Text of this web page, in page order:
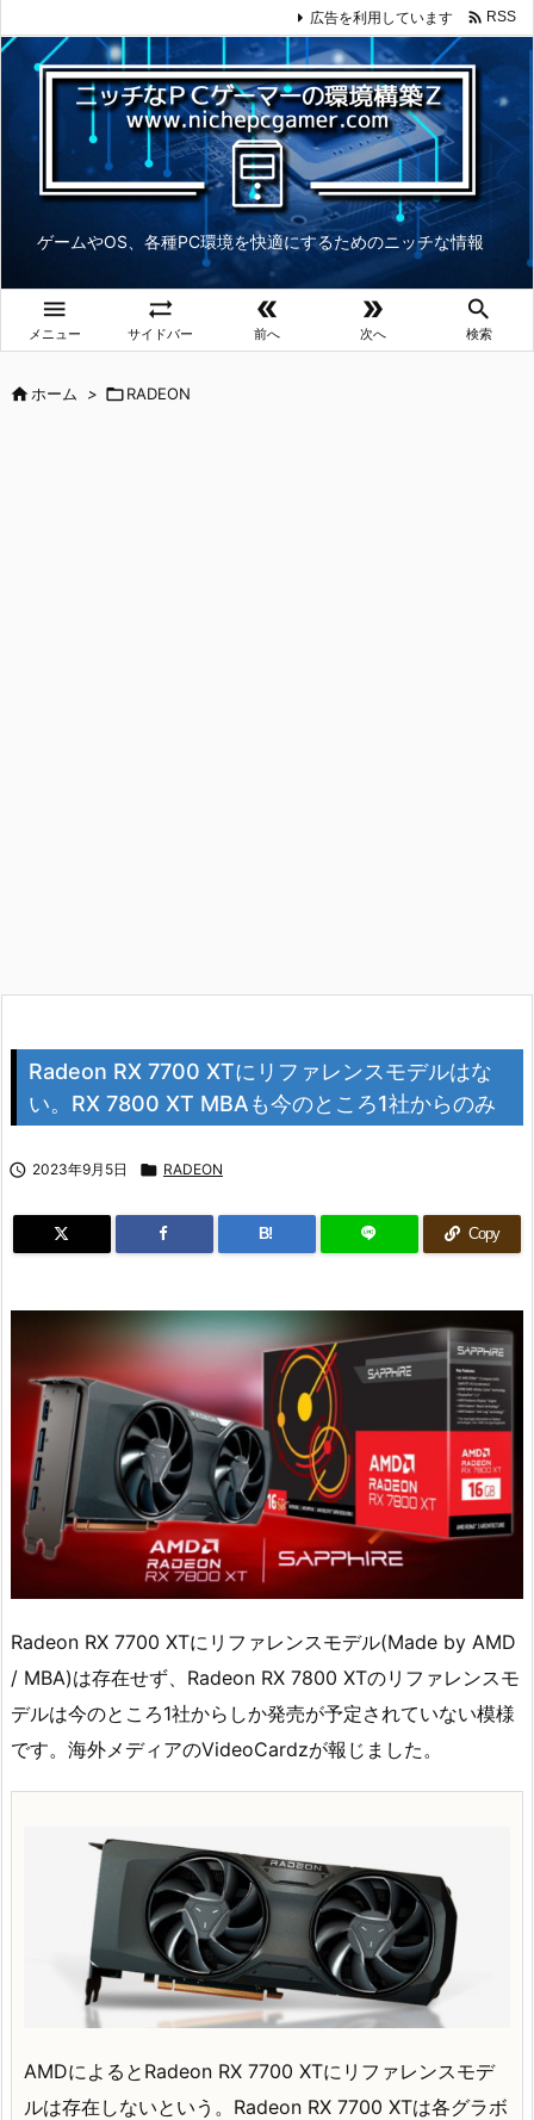
ゲームやOS、各種PC環境を快適にするためのニッチな情報

メニュー

サイドバー

前へ

次へ

検索
広告を利用しています  RSS
ホーム > RADEON
Radeon RX 7700 XTにリファレンスモデルはな
い。RX 7800 XT MBAも今のところ1社からのみ
 2023年9月5日  RADEON
B! Copy
Radeon RX 7700 XTにリファレンスモデル(Made by AMD
/ MBA)は存在せず、Radeon RX 7800 XTのリファレンスモ
デルは今のところ1社からしか発売が予定されていない模様
です。海外メディアのVideoCardzが報じました。
AMDによるとRadeon RX 7700 XTにリファレンスモデ
ルは存在しないという。Radeon RX 7700 XTは各グラボ